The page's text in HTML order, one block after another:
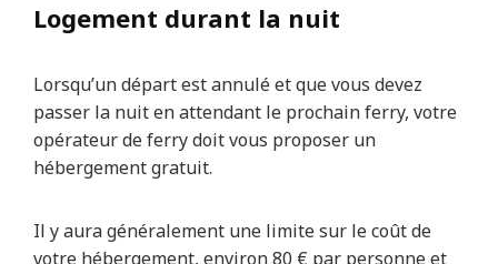
Logement durant la nuit
Lorsqu’un départ est annulé et que vous devez
passer la nuit en attendant le prochain ferry, votre
opérateur de ferry doit vous proposer un
hébergement gratuit.
Il y aura généralement une limite sur le coût de
votre hébergement, environ 80 € par personne et